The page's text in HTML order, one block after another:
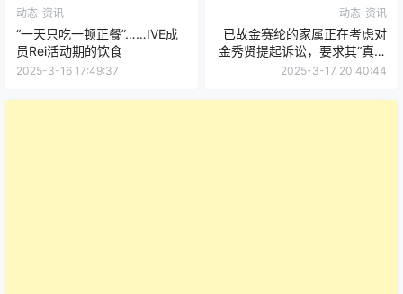
动态 资讯
“一天只吃一顿正餐”……IVE成
员Rei活动期的饮食
2025-3-16 17:49:37
动态 资讯
已故金赛纶的家属正在考虑对
金秀贤提起诉讼，要求其“真诚
公开道歉”。
2025-3-17 20:40:44